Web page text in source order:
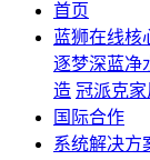
首页
蓝狮在线核
逐梦深蓝净
造 冠派克
国际合作
系统解决方